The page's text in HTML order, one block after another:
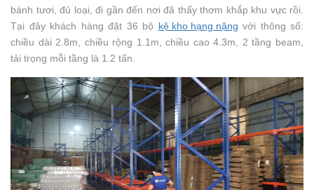
bánh tươi, đủ loại, đi gần đến nơi đã thấy thơm khắp khu vực rồi.
Tại đây khách hàng đặt 36 bộ kệ kho hạng nặng với thông số:
chiều dài 2.8m, chiều rộng 1.1m, chiều cao 4.3m, 2 tầng beam,
tải trọng mỗi tầng là 1.2 tấn.